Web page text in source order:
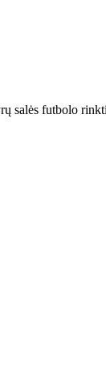
salės futbolo